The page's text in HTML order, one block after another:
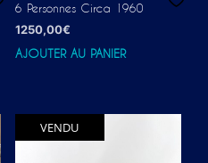
6 Personnes Circa 1960
1250,00€
AJOUTER AU PANIER
VENDU